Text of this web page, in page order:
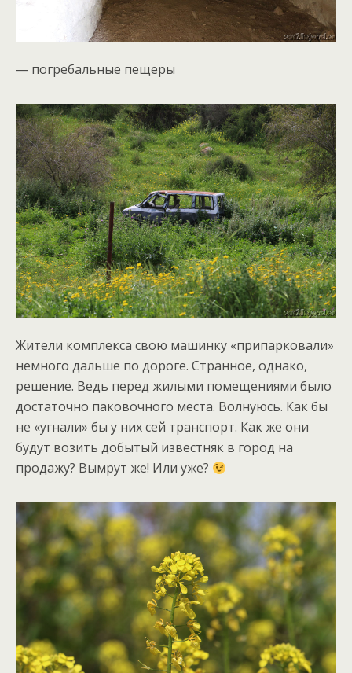
— погребальные пещеры
Жители комплекса свою машинку «припарковали»
немного дальше по дороге. Странное, однако,
решение. Ведь перед жилыми помещениями было
достаточно паковочного места. Волнуюсь. Как бы
не «угнали» бы у них сей транспорт. Как же они
будут возить добытый известняк в город на
продажу? Вымрут же! Или уже?